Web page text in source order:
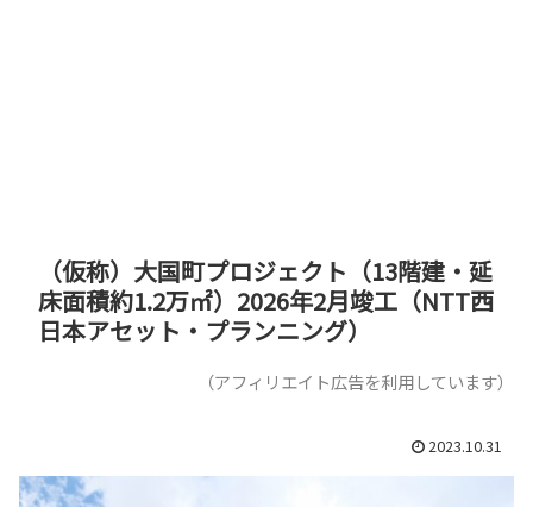
（仮称）大国町プロジェクト（13階建・延
床面積約1.2万㎡）2026年2月竣工（NTT西
日本アセット・プランニング）
（アフィリエイト広告を利用しています）
2023.10.31